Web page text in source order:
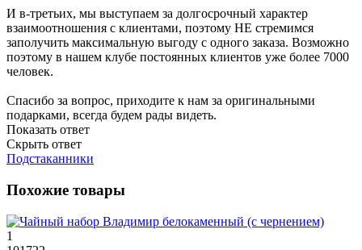
И в-третьих, мы выступаем за долгосрочный характер
взаимоотношения с клиентами, поэтому НЕ стремимся
заполучить максимальную выгоду с одного заказа. Возможно
поэтому в нашем клубе постоянных клиентов уже более 7000
человек.
Спасибо за вопрос, приходите к нам за оригинальными
подарками, всегда будем рады видеть.
Показать ответ
Скрыть ответ
Подстаканники
Похожие товары
1